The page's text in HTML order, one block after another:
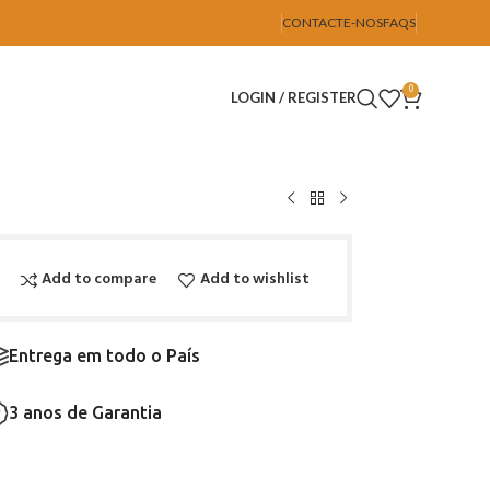
CONTACTE-NOSFAQS
LOGIN / REGISTER 0
Add to compare Add to wishlist
Entrega em todo o País
3 anos de Garantia